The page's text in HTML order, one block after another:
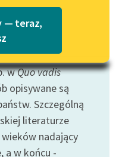
Katalog w formacie PDF
— teraz,
gdzie ludzie,
,,naturalnych"
ukryci w
wszelkiego
wQuo vadis
opisywane są
Szczególną
literaturze
nadający
a w końcu -